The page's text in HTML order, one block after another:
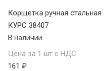
Корщетка ручная стальная
КУРС 38407
В наличии
Цена за 1 шт с НДС
161 ₽